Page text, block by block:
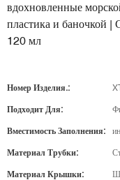
вдохновленные
пластика и баночкой |
120 мл
Номер Изделия.:
Подходит Для:
Вместимость Заполнения:
Материал Трубки:
Материал Крышки: